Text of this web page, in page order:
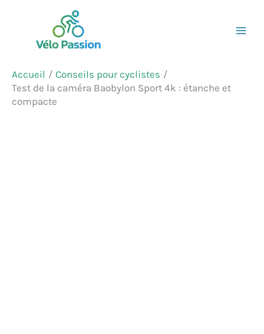
contenu
Accueil
Conseils pour cyclistes
Test de la caméra Baobylon Sport 4k : étanche et
compacte